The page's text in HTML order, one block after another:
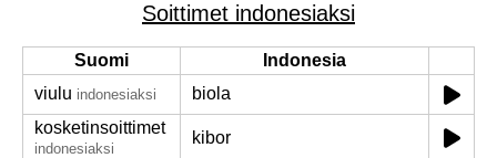
Soittimet indonesiaksi
Suomi
Indonesia
viulu indonesiaksi
biola
kosketinsoittimet
indonesiaksi
kibor